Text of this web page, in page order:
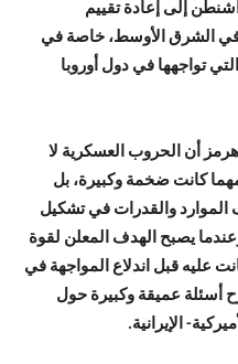
إلى إعادة تقييم
في الشرق الأوسط، خاصة في
تواجهها في دول أوروبا
أن الحروب العسكرية لا
كانت ضخمة وكبيرة، بل
والقدرات في تشكيل
يصبح الهدف المعلن لقوة
عليه قبل اندلاع المواجهة في
أسئلة عميقة وكبيرة حول
الإيرانية.